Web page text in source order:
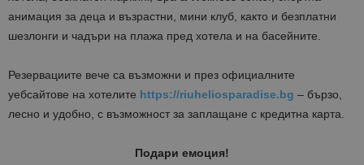
анимация за деца и възрастни, мини клуб, както и безплатни
шезлонги и чадъри на плажа пред хотела и на басейните.
Резервациите вече са възможни и през официалните
уебсайтове на хотелите https://riuheliosparadise.bg – бързо,
лесно и удобно, с възможност за заплащане с кредитна карта.
Подари емоция!